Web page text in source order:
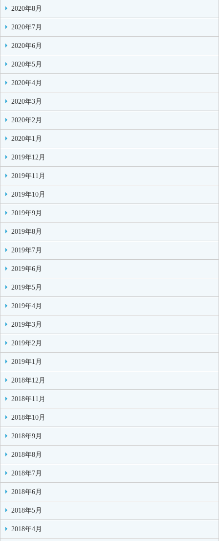
2020年8月
2020年7月
2020年6月
2020年5月
2020年4月
2020年3月
2020年2月
2020年1月
2019年12月
2019年11月
2019年10月
2019年9月
2019年8月
2019年7月
2019年6月
2019年5月
2019年4月
2019年3月
2019年2月
2019年1月
2018年12月
2018年11月
2018年10月
2018年9月
2018年8月
2018年7月
2018年6月
2018年5月
2018年4月